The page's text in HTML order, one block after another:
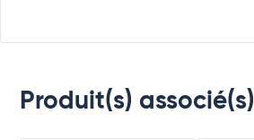
Produit(s) associé(s)